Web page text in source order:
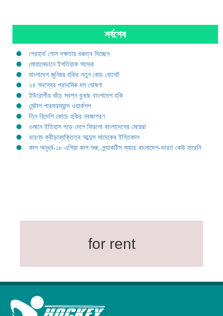
সর্বশেষ
গেরহার্ড গোল দক্ষতায় গুরুত্ব দিচ্ছেন
মোহামেডানে ইশতিয়াক সাদেক
বাংলাদেশ জুনিয়র হকির নতুন কোচ বোনেট
২৪ সদস্যের প্রাথমিক দল ঘোষণা
ইউরোপীয় ধাঁচে স্বপ্ন বুনছে বাংলাদেশ হকি
মেন্টাল পারফরম্যান্স ওয়ার্কশপ
তিন বিদেশি কোচে হকির নবজাগরণ
ওমানে ইতিহাস গড়ে দেশে ফিরলো বাংলাদেশের মেয়েরা
বরেণ্য ক্রীড়াব্যক্তিত্ব আব্দুস সাদেকের ইন্তিকাল
কাল অনূর্ধ্ব-১৮ এশিয়া কাপ শুরু; প্র্যাকটিস ম্যাচে বাংলাদেশ-ভারত কেউ হারেনি
for rent